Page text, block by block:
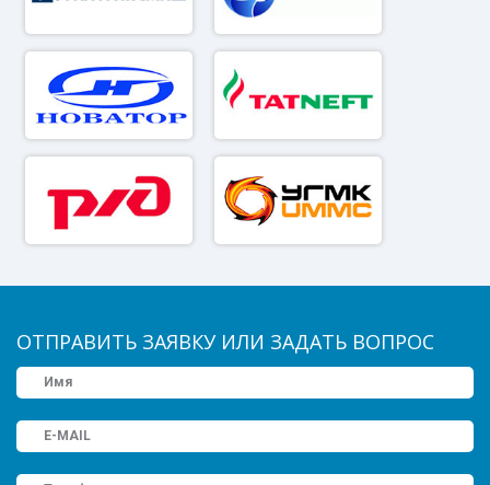
ОТПРАВИТЬ ЗАЯВКУ ИЛИ ЗАДАТЬ ВОПРОС